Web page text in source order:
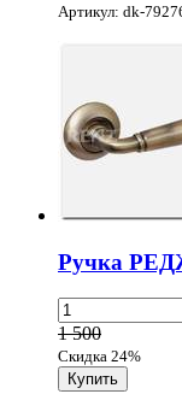
Артикул: dk-
Ручка
1 500
Скидка 24%